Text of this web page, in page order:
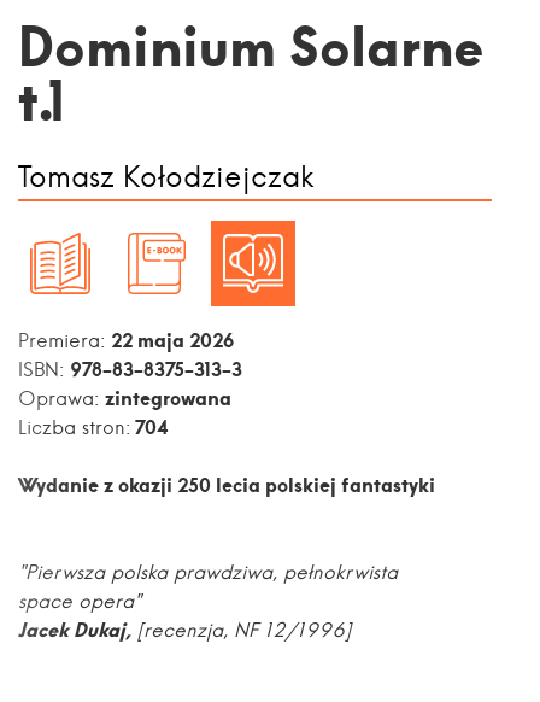
Dominium Solarne
t.1
Tomasz Kołodziejczak
Premiera: 22 maja 2026
ISBN: 978-83-8375-313-3
Oprawa: zintegrowana
Liczba stron: 704
Wydanie z okazji 250 lecia polskiej fantastyki
"Pierwsza polska prawdziwa, pełnokrwista
space opera"
Jacek Dukaj, [recenzja, NF 12/1996]